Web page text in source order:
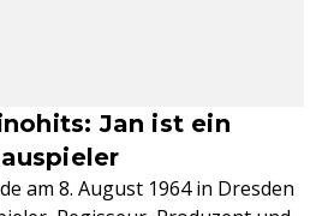
Jan ist ein
am 8. August 1964 in Dresden